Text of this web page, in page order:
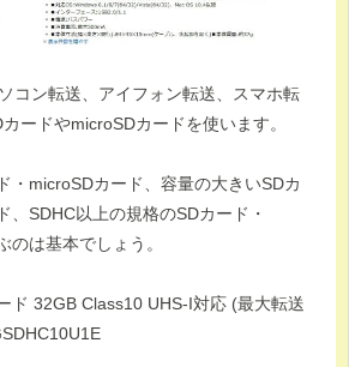
コン転送、アイフォン転送、スマホ転
ードやmicroSDカードを使います。
・microSDカード、容量の大きいSDカ
、SDHC以上の規格のSDカード・
のは基本でしょう。
ド 32GB Class10 UHS-I対応 (最大転送